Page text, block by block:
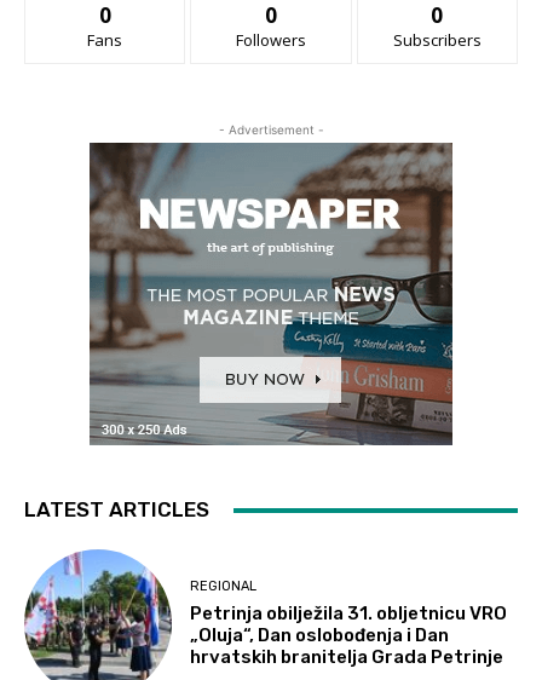
0
Fans
0
Followers
0
Subscribers
- Advertisement -
LATEST ARTICLES
REGIONAL
Petrinja obilježila 31. obljetnicu VRO
„Oluja“, Dan oslobođenja i Dan
hrvatskih branitelja Grada Petrinje